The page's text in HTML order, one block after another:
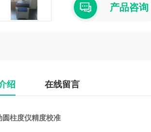
产品咨询
绍 在线留言
圆柱度仪精度校准